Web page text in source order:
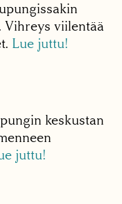
Vihreys viilentää
Lue juttu!
keskustan
juttu!